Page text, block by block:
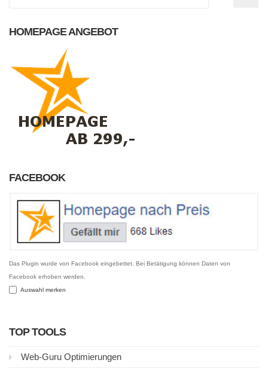
HOMEPAGE ANGEBOT
FACEBOOK
Das Plugin wurde von Facebook eingebettet. Bei Betätigung können Daten von
Facebook erhoben werden.
Auswahl merken
TOP TOOLS
Web-Guru Optimierungen